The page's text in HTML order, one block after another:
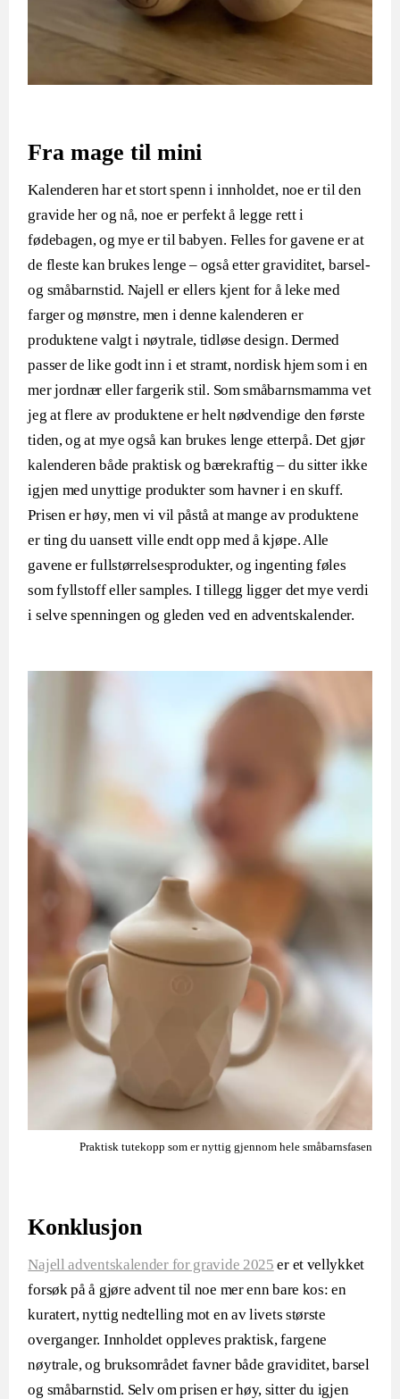
Fra mage til mini
Kalenderen har et stort spenn i innholdet, noe er til den
gravide her og nå, noe er perfekt å legge rett i
fødebagen, og mye er til babyen. Felles for gavene er at
de fleste kan brukes lenge – også etter graviditet, barsel-
og småbarnstid. Najell er ellers kjent for å leke med
farger og mønstre, men i denne kalenderen er
produktene valgt i nøytrale, tidløse design. Dermed
passer de like godt inn i et stramt, nordisk hjem som i en
mer jordnær eller fargerik stil. Som småbarnsmamma vet
jeg at flere av produktene er helt nødvendige den første
tiden, og at mye også kan brukes lenge etterpå. Det gjør
kalenderen både praktisk og bærekraftig – du sitter ikke
igjen med unyttige produkter som havner i en skuff.
Prisen er høy, men vi vil påstå at mange av produktene
er ting du uansett ville endt opp med å kjøpe. Alle
gavene er fullstørrelsesprodukter, og ingenting føles
som fyllstoff eller samples. I tillegg ligger det mye verdi
i selve spenningen og gleden ved en adventskalender.
Praktisk tutekopp som er nyttig gjennom hele småbarnsfasen
Konklusjon
Najell adventskalender for gravide 2025 er et vellykket
forsøk på å gjøre advent til noe mer enn bare kos: en
kuratert, nyttig nedtelling mot en av livets største
overganger. Innholdet oppleves praktisk, fargene
nøytrale, og bruksområdet favner både graviditet, barsel
og småbarnstid. Selv om prisen er høy, sitter du igjen